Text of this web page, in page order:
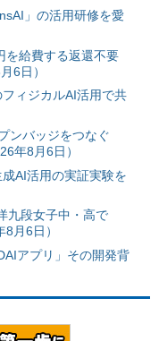
」の活用研修を愛
を給費する返還不要
6日）
ィジカルAI活用で共
ンバッジをつなぐ
年8月6日）
AI活用の実証実験を
九段女子中・高で
月6日）
アプリ」その開発背